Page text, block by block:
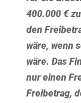
400.000 €
den
wäre, wenn
wäre. Das
nur einen
Freibetrag,